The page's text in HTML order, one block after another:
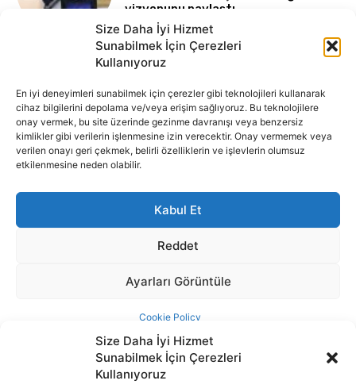
Size Daha İyi Hizmet
Sunabilmek İçin Çerezleri
Kullanıyoruz